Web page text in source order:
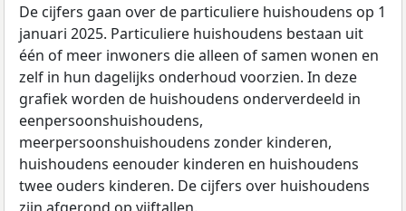
De cijfers gaan over de particuliere huishoudens op 1
januari 2025. Particuliere huishoudens bestaan uit
één of meer inwoners die alleen of samen wonen en
zelf in hun dagelijks onderhoud voorzien. In deze
grafiek worden de huishoudens onderverdeeld in
eenpersoonshuishoudens,
meerpersoonshuishoudens zonder kinderen,
huishoudens eenouder kinderen en huishoudens
twee ouders kinderen. De cijfers over huishoudens